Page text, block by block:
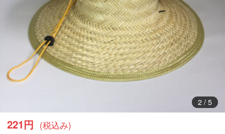
3/ 5
221円 (税込み)